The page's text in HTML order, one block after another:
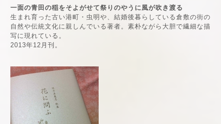
一面の青田の稲をそよがせて祭りのやうに風が吹き渡る
生まれ育った古い港町・虫明や、結婚後暮らしている倉敷の街の
自然や伝統文化に親しんでいる著者。素朴ながら大胆で繊細な描
写に現れている。
2013年12月刊。